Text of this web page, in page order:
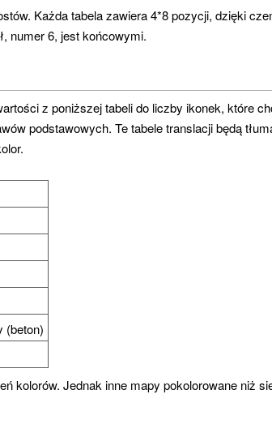
Każda tabela zawiera 4*8 pozycji, dzięki
numer 6, jest końcowymi.
z poniższej tabeli do liczby ikonek, które
podstawowych. Te tabele translacji będą
(beton)
kolorów. Jednak inne mapy pokolorowane niż